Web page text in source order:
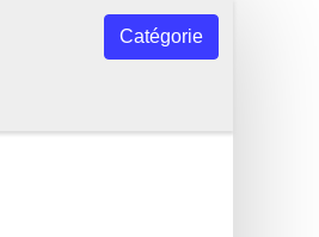
Catégorie